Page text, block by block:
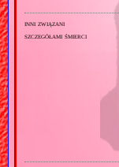
inni związani
szczegółami śmierci